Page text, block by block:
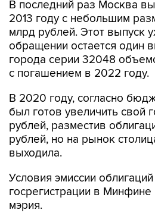
млрд рублей. Этот выпуск
обращении остается один
города серии 32048
с погашением в 2022 году.
В 2020 году, согласно
рублей, разместив
рублей, но на рынок
выходила.
Условия эмиссии
мэрия.
"Решения об эмиссии